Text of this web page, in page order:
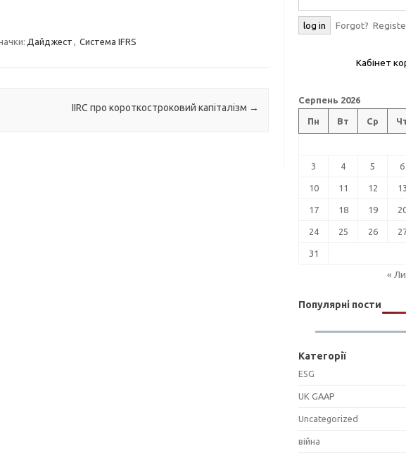
Дайджест , Система IFRS
IIRC про короткостроковий капіталізм →
Forgot?
Кабінет
Серпень 2026
Пн Вт Ср
3 4 5 6
10 11 12 13
17 18 19
24 25 26
31
«
Популярні пости
Категорії
ESG
UK GAAP
Uncategorized
війна